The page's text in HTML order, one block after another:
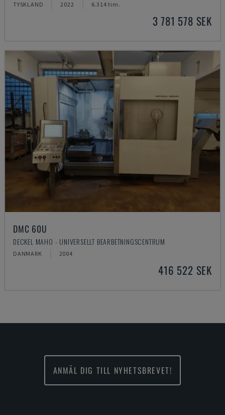
TYSKLAND 2022 6.314 tim.
3 781 578 SEK
DMC 60U
DECKEL MAHO - UNIVERSELLT BEARBETNINGSCENTRUM
DANMARK 2004
416 522 SEK
ANMÄL DIG TILL NYHETSBREVET!